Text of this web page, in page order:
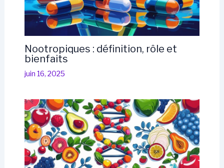
Nootropiques : définition, rôle et
bienfaits
juin 16, 2025